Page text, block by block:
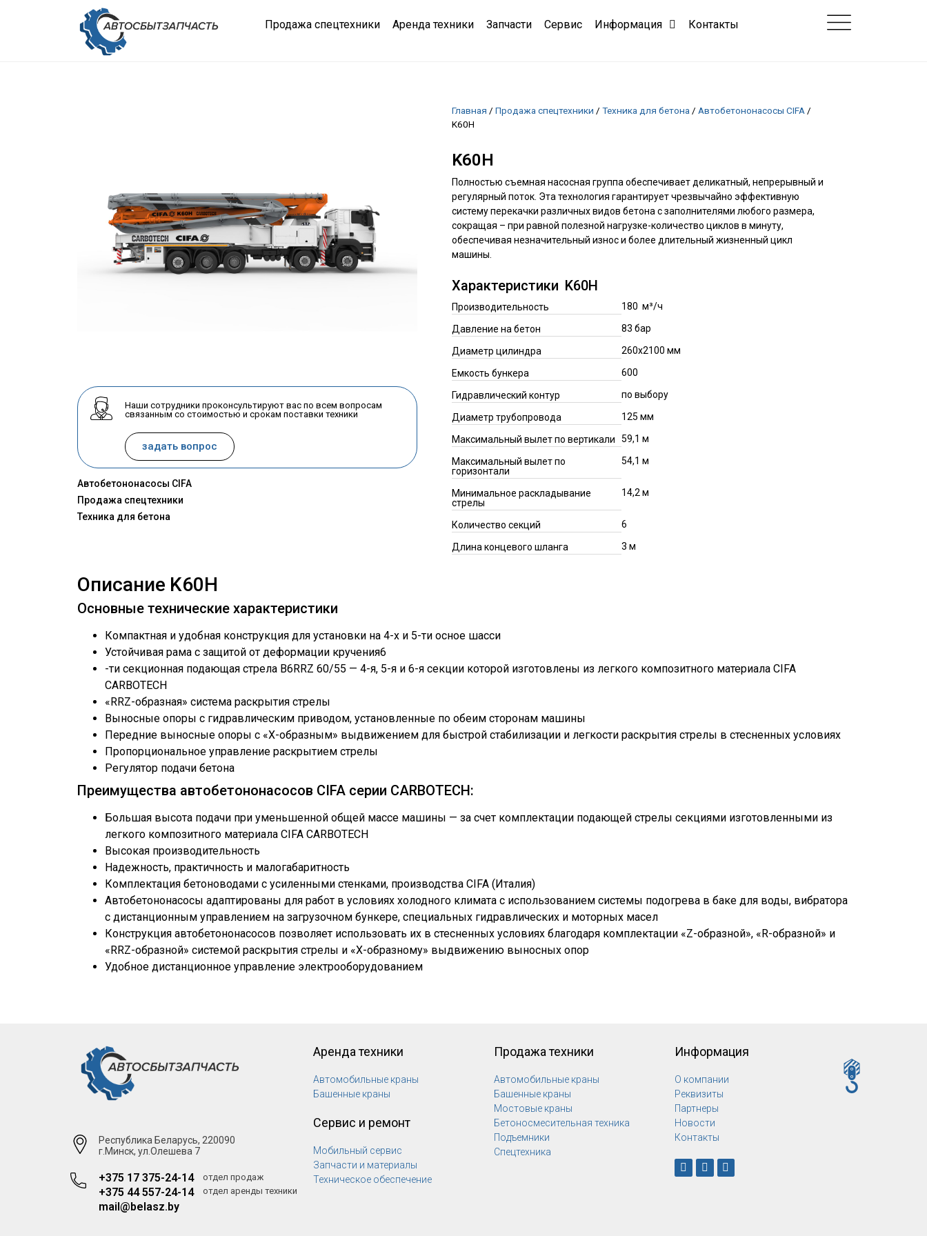
Продажа спецтехники Аренда техники Запчасти Сервис Информация Контакты
Наши сотрудники проконсультируют вас по всем вопросам
связанным со стоимостью и срокам поставки техники
задать вопрос
Автобетононасосы CIFA
Продажа спецтехники
Техника для бетона
Главная / Продажа спецтехники / Техника для бетона / Автобетононасосы CIFA /
K60H
K60H
Полностью съемная насосная группа обеспечивает деликатный, непрерывный и
регулярный поток. Эта технология гарантирует чрезвычайно эффективную
систему перекачки различных видов бетона с заполнителями любого размера,
сокращая – при равной полезной нагрузке-количество циклов в минуту,
обеспечивая незначительный износ и более длительный жизненный цикл
машины.
Характеристики K60H
Производительность 180 м³/ч
Давление на бетон 83 бар
Диаметр цилиндра 260х2100 мм
Емкость бункера 600
Гидравлический контур по выбору
Диаметр трубопровода 125 мм
Максимальный вылет по вертикали 59,1 м
Максимальный вылет по
горизонтали
54,1 м
Минимальное раскладывание
стрелы
14,2 м
Количество секций 6
Длина концевого шланга 3 м
Описание K60H
Основные технические характеристики
Компактная и удобная конструкция для установки на 4-х и 5-ти осное шасси
Устойчивая рама с защитой от деформации кручения6
-ти секционная подающая стрела B6RRZ 60/55 — 4-я, 5-я и 6-я секции которой изготовлены из легкого композитного материала CIFA
CARBOTECH
«RRZ-образная» система раскрытия стрелы
Выносные опоры с гидравлическим приводом, установленные по обеим сторонам машины
Передние выносные опоры с «Х-образным» выдвижением для быстрой стабилизации и легкости раскрытия стрелы в стесненных условиях
Пропорциональное управление раскрытием стрелы
Регулятор подачи бетона
Преимущества автобетононасосов CIFA серии CARBOTECH:
Большая высота подачи при уменьшенной общей массе машины — за счет комплектации подающей стрелы секциями изготовленными из
легкого композитного материала CIFA CARBOTECH
Высокая производительность
Надежность, практичность и малогабаритность
Комплектация бетоноводами с усиленными стенками, производства CIFA (Италия)
Автобетононасосы адаптированы для работ в условиях холодного климата с использованием системы подогрева в баке для воды, вибратора
с дистанционным управлением на загрузочном бункере, специальных гидравлических и моторных масел
Конструкция автобетононасосов позволяет использовать их в стесненных условиях благодаря комплектации «Z-образной», «R-образной» и
«RRZ-образной» системой раскрытия стрелы и «Х-образному» выдвижению выносных опор
Удобное дистанционное управление электрооборудованием
Республика Беларусь, 220090
г.Минск, ул.Олешева 7
+375 17 375-24-14
+375 44 557-24-14
mail@belasz.by
отдел продаж
отдел аренды техники
Аренда техники
Автомобильные краны
Башенные краны
Сервис и ремонт
Мобильный сервис
Запчасти и материалы
Техническое обеспечение
Продажа техники
Автомобильные краны
Башенные краны
Мостовые краны
Бетоносмесительная техника
Подъемники
Спецтехника
Информация
О компании
Реквизиты
Партнеры
Новости
Контакты